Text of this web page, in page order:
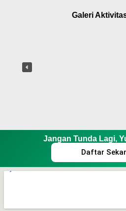
Galeri
Jangan Tunda Lagi,
Daftar